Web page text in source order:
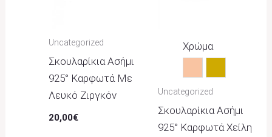
Uncategorized
Σκουλαρίκια Ασήμι
925° Καρφωτά Με
Λευκό Ζιργκόν
20,00€
Χρώμα
Rose Gold
Χρυσό
Uncategorized
Σκουλαρίκια Ασήμι
925° Καρφωτά Χείλη